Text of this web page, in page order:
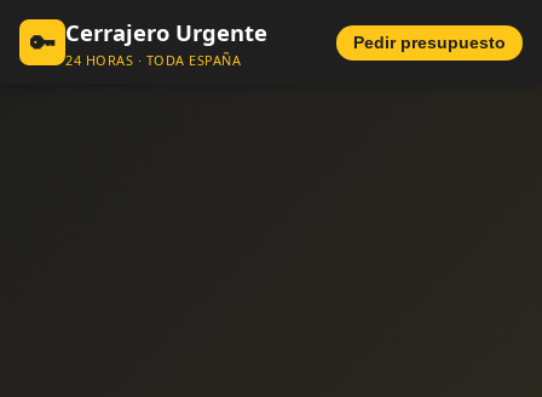
🔑 Cerrajero Urgente
24 HORAS · TODA ESPAÑA
Pedir presupuesto